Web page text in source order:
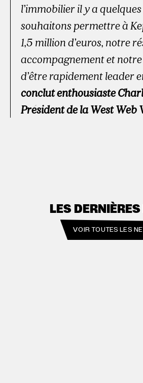
l’immobilier il y a
souhaitons permettre à
1,5 million d’euros, notre
accompagnement et
d’être rapidement leader
conclut enthousiaste
Président de la West Web
LES
VOIR TOUTES LES